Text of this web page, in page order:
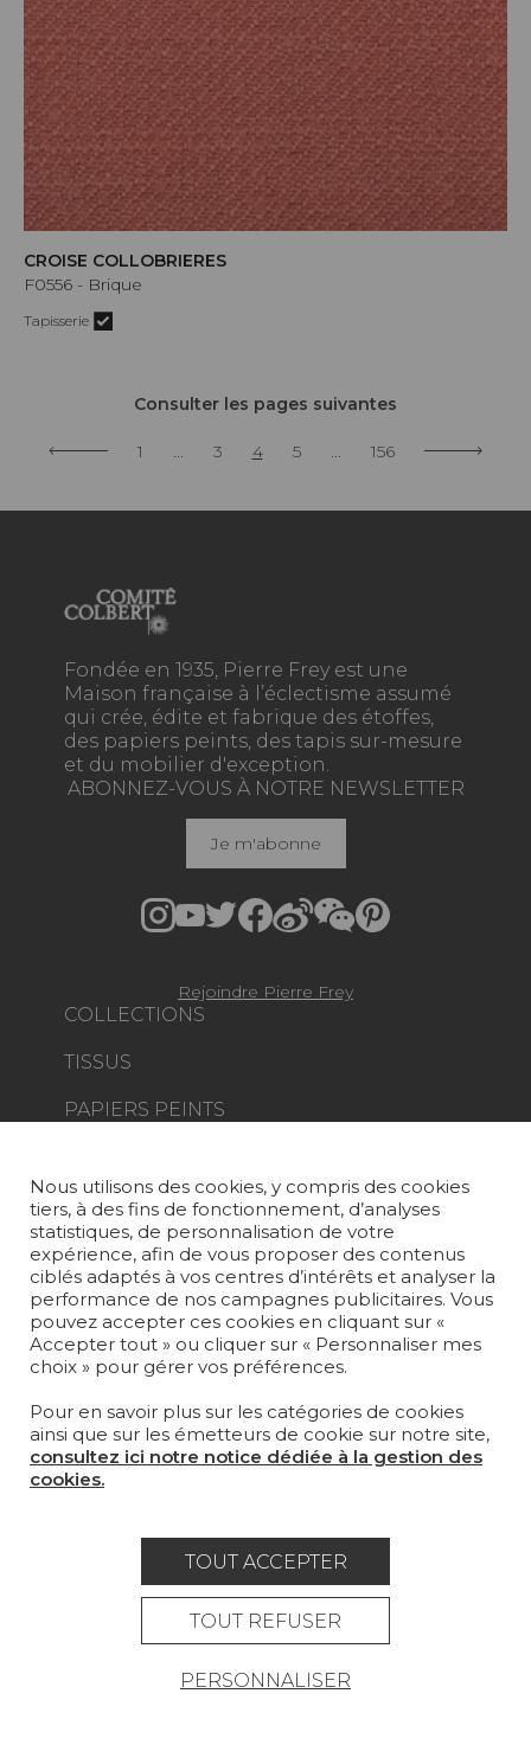
CROISE COLLOBRIERES
F0556 - Brique
Tapisserie
Consulter les pages suivantes
1 ... 3 4 5 ... 156
Fondée en 1935, Pierre Frey est une
Maison française à l’éclectisme assumé
qui crée, édite et fabrique des étoffes,
des papiers peints, des tapis sur-mesure
et du mobilier d'exception.
COLLECTIONS
TISSUS
PAPIERS PEINTS
MOBILIER
PROJETS
SUR-MESURE
MAGAZINE
LA MAISON
OÙ NOUS TROUVER ?
ABONNEZ-VOUS À NOTRE NEWSLETTER
Je m'abonne
Rejoindre Pierre Frey
Carrière Contact
Lexique
Mentions légales
données
Nous utilisons des cookies, y compris des cookies
tiers, à des fins de fonctionnement, d’analyses
statistiques, de personnalisation de votre
expérience, afin de vous proposer des contenus
ciblés adaptés à vos centres d’intérêts et analyser la
performance de nos campagnes publicitaires. Vous
pouvez accepter ces cookies en cliquant sur «
Accepter tout » ou cliquer sur « Personnaliser mes
choix » pour gérer vos préférences.
Pour en savoir plus sur les catégories de cookies
ainsi que sur les émetteurs de cookie sur notre site,
consultez ici notre notice dédiée à la gestion des
cookies.
TOUT ACCEPTER
TOUT REFUSER
PERSONNALISER